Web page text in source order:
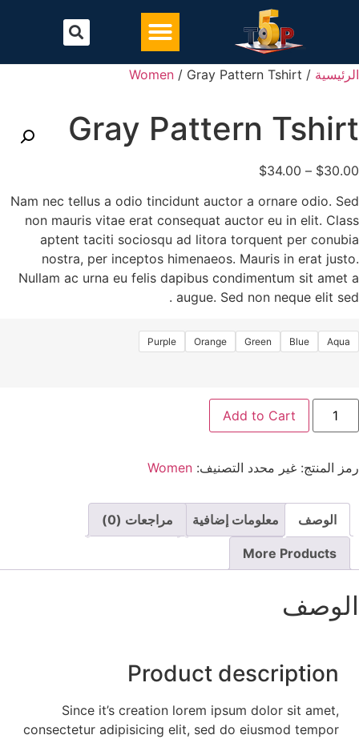
/
Women / Gray Pattern Tshirt
Gray Pattern
$
–
$34.00
Nam nec tellus a odio tincidunt auctor a ornare odio.
non mauris vitae erat consequat auctor eu in elit.
aptent taciti sociosqu ad litora torquent per
nostra, per inceptos himenaeos. Mauris in erat
Nullam ac urna eu felis dapibus condimentum sit amet
augue. Sed non neque elit sed
Aqua
Blue
Green
Orange
Purple
Add to Cart
المنتج: غير محدد التصنيف: Women
الوصف معلومات إضافية مراجعات (0)
More Products
Product description
Since it’s creation lorem ipsum dolor sit amet,
consectetur adipisicing elit, sed do eiusmod tempor